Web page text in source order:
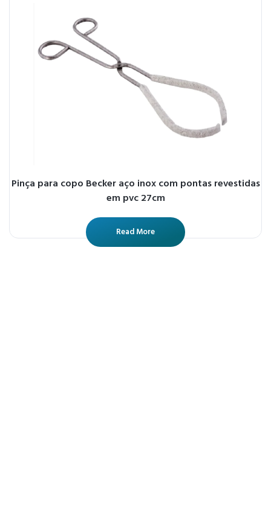
Pinça para copo Becker aço inox com pontas revestidas
em pvc 27cm
Read More